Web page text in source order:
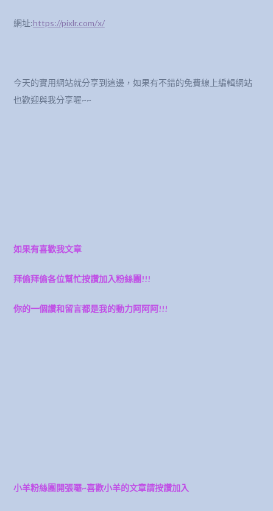
網址:https://pixlr.com/x/
今天的實用網站就分享到這邊，如果有不錯的免費線上編輯網站
也歡迎與我分享喔~~
如果有喜歡我文章
拜偷拜偷各位幫忙按讚加入粉絲團!!!
你的一個讚和留言都是我的動力阿阿阿!!!
小羊粉絲團開張囉~喜歡小羊的文章請按讚加入